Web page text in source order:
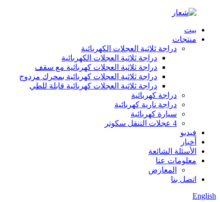
بيت
منتجات
دراجة ثلاثية العجلات الكهربائية
دراجة ثلاثية العجلات الكهربائية
دراجة ثلاثية العجلات كهربائية مع سقف
دراجة ثلاثية العجلات كهربائية بمحرك مزدوج
دراجة ثلاثية العجلات كهربائية قابلة للطي
دراجة كهربائية
دراجة نارية كهربائية
سيارة كهربائية
4 عجلات التنقل سكوتر
فيديو
أخبار
الأسئلة الشائعة
معلومات عنا
المعارض
اتصل بنا
English